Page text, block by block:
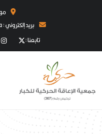
بريد إلكتروني : harakia@harakia.org.sa
تابعنا :